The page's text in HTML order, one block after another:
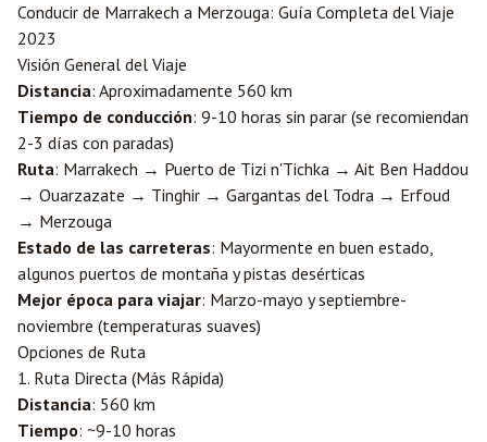
Conducir de Marrakech a Merzouga: Guía Completa del Viaje
2023
Visión General del Viaje
Distancia: Aproximadamente 560 km
Tiempo de conducción: 9-10 horas sin parar (se recomiendan
2-3 días con paradas)
Ruta: Marrakech → Puerto de Tizi n'Tichka → Ait Ben Haddou
→ Ouarzazate → Tinghir → Gargantas del Todra → Erfoud
→ Merzouga
Estado de las carreteras: Mayormente en buen estado,
algunos puertos de montaña y pistas desérticas
Mejor época para viajar: Marzo-mayo y septiembre-
noviembre (temperaturas suaves)
Opciones de Ruta
1. Ruta Directa (Más Rápida)
Distancia: 560 km
Tiempo: ~9-10 horas